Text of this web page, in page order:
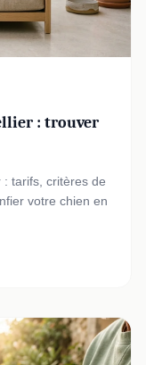
: trouver
: tarifs, critères de
votre chien en